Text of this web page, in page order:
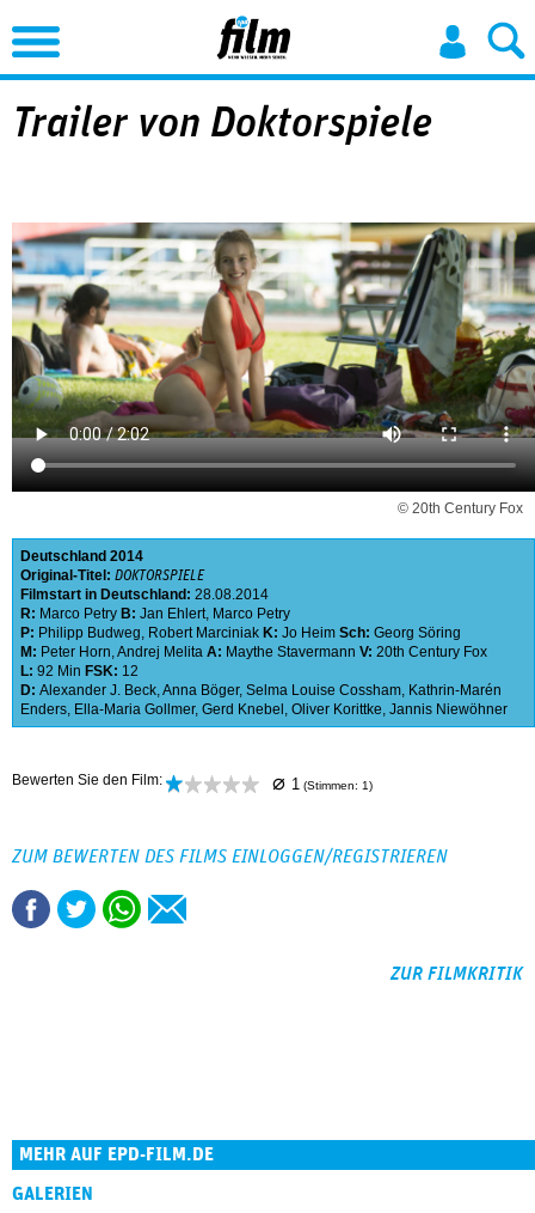
Jump to Navigation
Trailer von Doktorspiele
© 20th Century Fox
Deutschland 2014
Original-Titel: DOKTORSPIELE
Filmstart in Deutschland: 28.08.2014
R: Marco Petry B: Jan Ehlert, Marco Petry
P: Philipp Budweg, Robert Marciniak K: Jo Heim Sch: Georg Söring
M: Peter Horn,Andrej Melita A: Maythe Stavermann V: 20th Century Fox
L: 92 Min FSK: 12
D: Alexander J. Beck,Anna Böger, Selma Louise Cossham, Kathrin-Marén
Enders, Ella-Maria Gollmer, Gerd Knebel , Oliver Korittke, Jannis Niewöhner
Bewerten Sie den Film: ⌀ 1 (Stimmen: 1)
ZUM BEWERTEN DES FILMS EINLOGGEN/REGISTRIEREN
ZUR FILMKRITIK
MEHR AUF EPD-FILM.DE
GALERIEN